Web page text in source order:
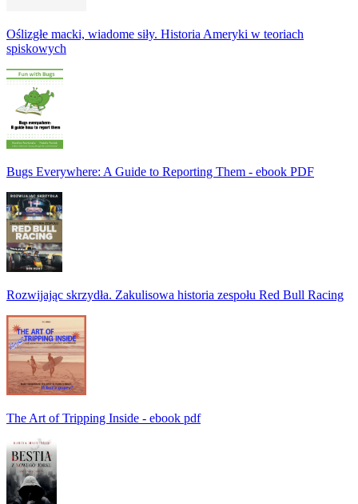
Oślizgłe macki, wiadome siły. Historia Ameryki w teoriach
spiskowych
Bugs Everywhere: A Guide to Reporting Them - ebook PDF
Rozwijając skrzydła. Zakulisowa historia zespołu Red Bull Racing
The Art of Tripping Inside - ebook pdf